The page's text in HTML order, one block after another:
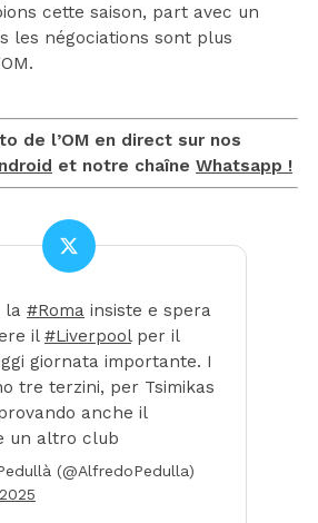
cette saison, part avec un
les négociations sont plus
de l’OM en direct sur nos
et notre chaîne Whatsapp !
la #Roma insiste e spera
il #Liverpoolper il
giornata importante. I
tre terzini, per Tsimikas
anche il
un altro club
(@AlfredoPedulla)